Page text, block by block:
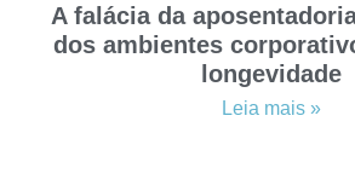
A falácia da
dos ambientes
longevidade
Leia mais »